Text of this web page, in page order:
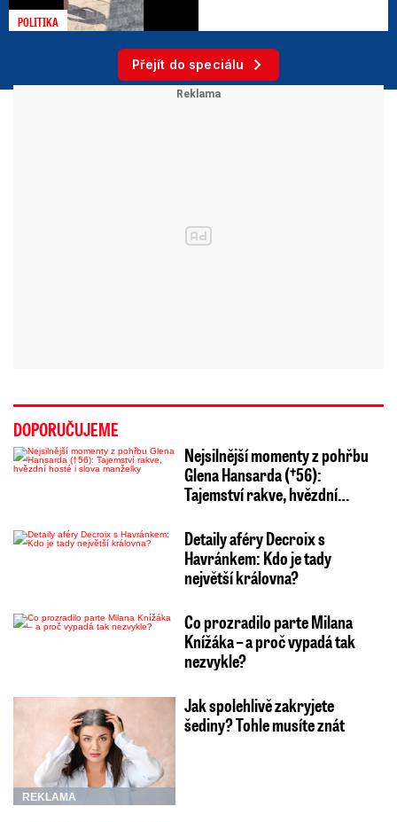
POLITIKA
Přejít do speciálu
DOPORUČUJEME
Nejsilnější momenty z pohřbu
Glena Hansarda (†56):
Tajemství rakve, hvězdní…
Detaily aféry Decroix s
Havránkem: Kdo je tady
největší královna?
Co prozradilo parte Milana
Knížáka – a proč vypadá tak
nezvykle?
REKLAMA
Jak spolehlivě zakryjete
šediny? Tohle musíte znát